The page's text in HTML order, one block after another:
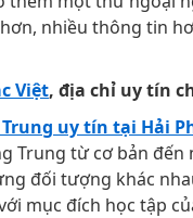
nhiều thông tin
Việt, địa chỉ uy tín
uy tín tại Hải
Trung từ cơ bản đến
đối tượng khác
mục đích học tập